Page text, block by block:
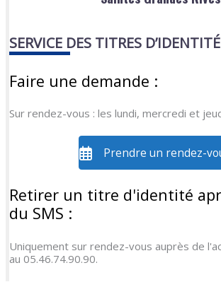
SERVICE DES TITRES
Faire une demande :
Sur rendez-vous : les lundi, mercredi et
Prendre un rendez-
Retirer un titre d'identité
du SMS :
Uniquement sur rendez-vous auprès de
au 05.46.74.90.90.